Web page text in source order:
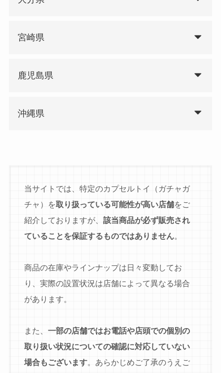
宮崎県
鹿児島県
沖縄県
当サイトでは、特定のカプセルトイ（ガチャガ
チャ）を取り扱っている可能性が高い店舗をご
紹介しておりますが、 該当商品が必ず販売され
ていることを保証するものではありません。
商品の在庫やラインナップは日々変動してお
り、実際の設置状況は店舗によって異なる場合
があります。
また、 一部の店舗ではお電話や店頭での個別の
取り扱い状況についての確認に対応していない
場合もございます。あらかじめご了承のうえご